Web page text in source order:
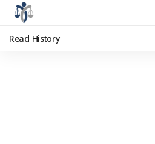
Read History